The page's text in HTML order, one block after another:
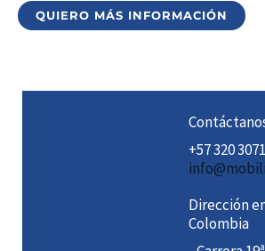
QUIERO MÁS INFORMACIÓN
+57 320
Dirección
Colombia